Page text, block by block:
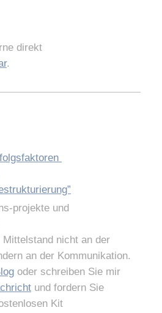
direkt
.
projekte und
nicht an der
an der Kommunikation.
oder schreiben Sie mir
und fordern Sie
Kit